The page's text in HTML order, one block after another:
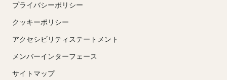
プライバシーポリシー
クッキーポリシー
アクセシビリティステートメント
メンバーインターフェース
サイトマップ